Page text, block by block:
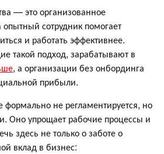
— это организованное
сотрудник помогает
и работать эффективнее.
такой подход, зарабатывают в
, а организации без онбординга
прибыли.
формально не регламентируется, но
Оно упрощает рабочие процессы и
здесь не только о заботе о
вклад в бизнес: